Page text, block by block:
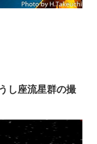
し座流星群の撮